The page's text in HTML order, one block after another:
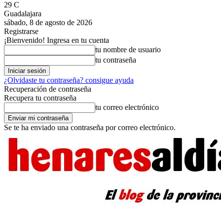
29 C
Guadalajara
sábado, 8 de agosto de 2026
Registrarse
¡Bienvenido! Ingresa en tu cuenta
tu nombre de usuario
tu contraseña
¿Olvidaste tu contraseña? consigue ayuda
Recuperación de contraseña
Recupera tu contraseña
tu correo electrónico
Se te ha enviado una contraseña por correo electrónico.